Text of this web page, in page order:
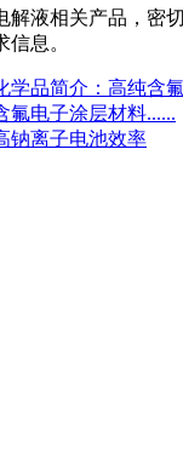
解液相关产品，密
息。
学品简介：高纯含
氟电子涂层材料......
钠离子电池效率